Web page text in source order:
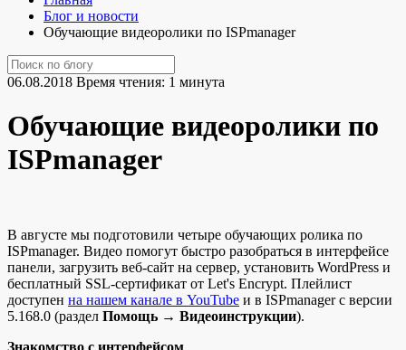
Блог и новости
Обучающие видеоролики по ISPmanager
06.08.2018 Время чтения: 1 минута
Обучающие видеоролики по
ISPmanager
В августе мы подготовили четыре обучающих ролика по
ISPmanager. Видео помогут быстро разобраться в интерфейсе
панели, загрузить веб-сайт на сервер, установить WordPress и
бесплатный SSL-сертификат от Let's Encrypt. Плейлист
доступен на нашем канале в YouTube и в ISPmanager с версии
5.168.0 (раздел Помощь → Видеоинструкции).
Знакомство с интерфейсом